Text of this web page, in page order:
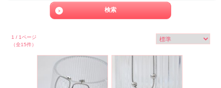
1 / 1ページ
（全15件）